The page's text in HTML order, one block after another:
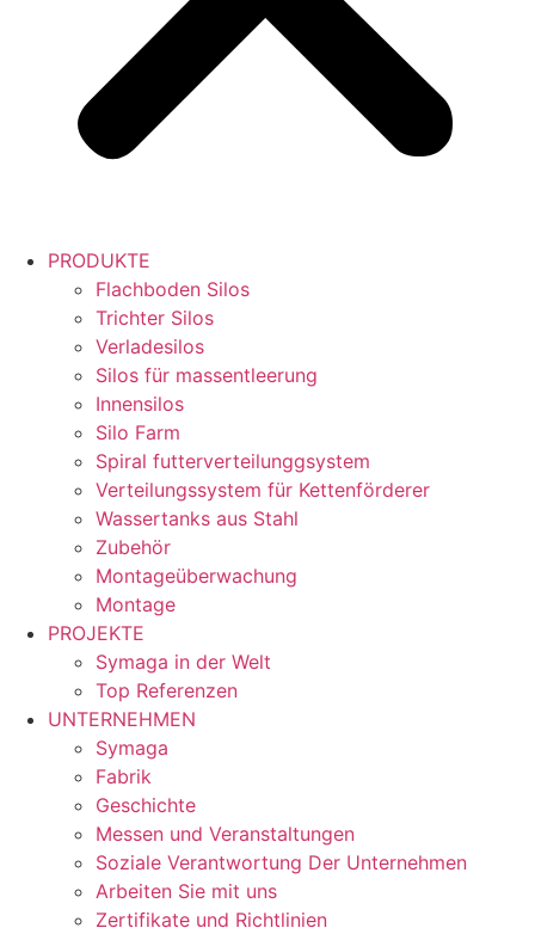
PRODUKTE
Flachboden Silos
Trichter Silos
Verladesilos
Silos für massentleerung
Innensilos
Silo Farm
Spiral futterverteilunggsystem
Verteilungssystem für Kettenförderer
Wassertanks aus Stahl
Zubehör
Montageüberwachung
Montage
PROJEKTE
Symaga in der Welt
Top Referenzen
UNTERNEHMEN
Symaga
Fabrik
Geschichte
Messen und Veranstaltungen
Soziale Verantwortung Der Unternehmen
Arbeiten Sie mit uns
Zertifikate und Richtlinien